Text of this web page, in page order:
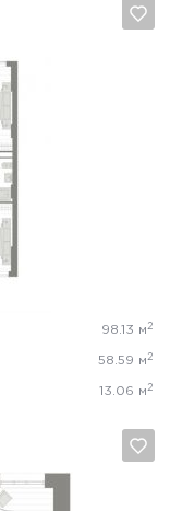
98.13 м 2
58.59 м 2
13.06 м 2